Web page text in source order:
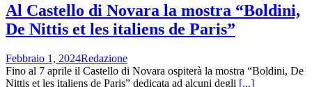
Al Castello di Novara la mostra “Boldini,
De Nittis et les italiens de Paris”
Febbraio 1, 2024Redazione
Fino al 7 aprile il Castello di Novara ospiterà la mostra “Boldini, De
Nittis et les italiens de Paris” dedicata ad alcuni degli [...]